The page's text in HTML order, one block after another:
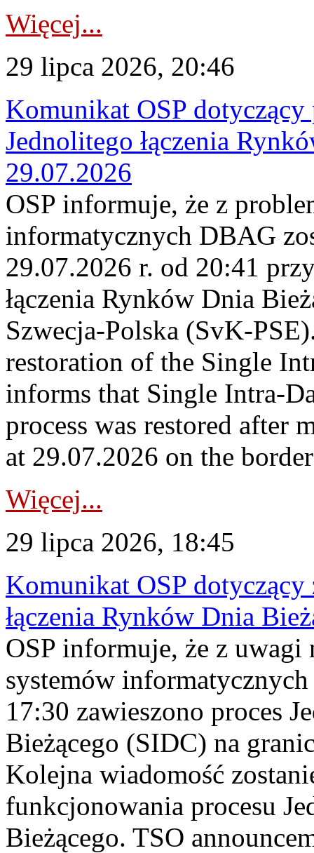
Więcej...
29 lipca 2026, 20:46
Komunikat OSP
Jednolitego łączenia
29.07.2026
OSP informuje, że z
informatycznych DBAG
29.07.2026 r. od 20:41
łączenia Rynków Dnia
Szwecja-Polska (SvK-
restoration of the Single
informs that Single Intra-
process was restored after
at 29.07.2026 on the
Więcej...
29 lipca 2026, 18:45
Komunikat OSP dotyczący
łączenia Rynków Dnia
OSP informuje, że z uwagi
systemów
17:30 zawieszono proces
Bieżącego (SIDC) na
Kolejna wiadomość
funkcjonowania procesu
Bieżącego. TSO